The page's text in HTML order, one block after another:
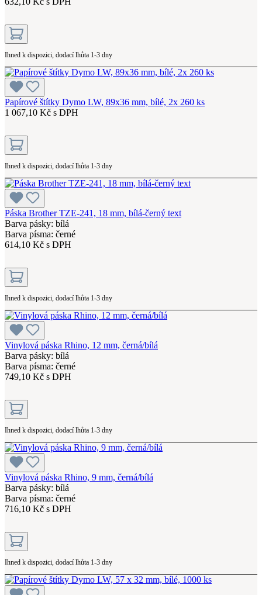
Ihned k dispozici, dodací lhůta 1-3 dny
Papírové štítky Dymo LW, 89x36 mm, bílé, 2x 260 ks
1 067,10 Kč s DPH
Ihned k dispozici, dodací lhůta 1-3 dny
Páska Brother TZE-241, 18 mm, bílá-černý text
Barva pásky: bílá
Barva písma: černé
614,10 Kč s DPH
Ihned k dispozici, dodací lhůta 1-3 dny
Vinylová páska Rhino, 12 mm, černá/bílá
Barva pásky: bílá
Barva písma: černé
749,10 Kč s DPH
Ihned k dispozici, dodací lhůta 1-3 dny
Vinylová páska Rhino, 9 mm, černá/bílá
Barva pásky: bílá
Barva písma: černé
716,10 Kč s DPH
Ihned k dispozici, dodací lhůta 1-3 dny